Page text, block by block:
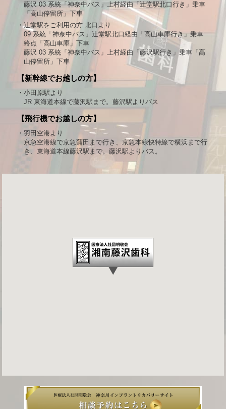
藤沢 03 系統「神奈中バス」上村経由「辻堂駅北口行き」乗車
「高山停留所」下車
・辻堂駅をご利用の方 北口より
09 系統「神奈中バス」辻堂駅北口経由「高山車庫行き」乗車
終点「高山車庫」下車
藤沢 03 系統「神奈中バス」上村経由「藤沢駅行き」乗車「高
山停留所」下車
【新幹線でお越しの方】
・小田原駅より
JR 東海道本線で藤沢駅まで。藤沢駅よりバス
【飛行機でお越しの方】
・羽田空港より
京急空港線で京急蒲田まで行き、京急本線快特線で横浜まで行
き、東海道本線藤沢駅まで。藤沢駅よりバス。